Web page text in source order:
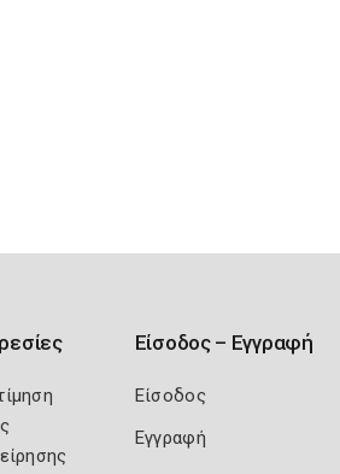
Είσοδος – Εγγραφή
Είσοδος
Εγγραφή